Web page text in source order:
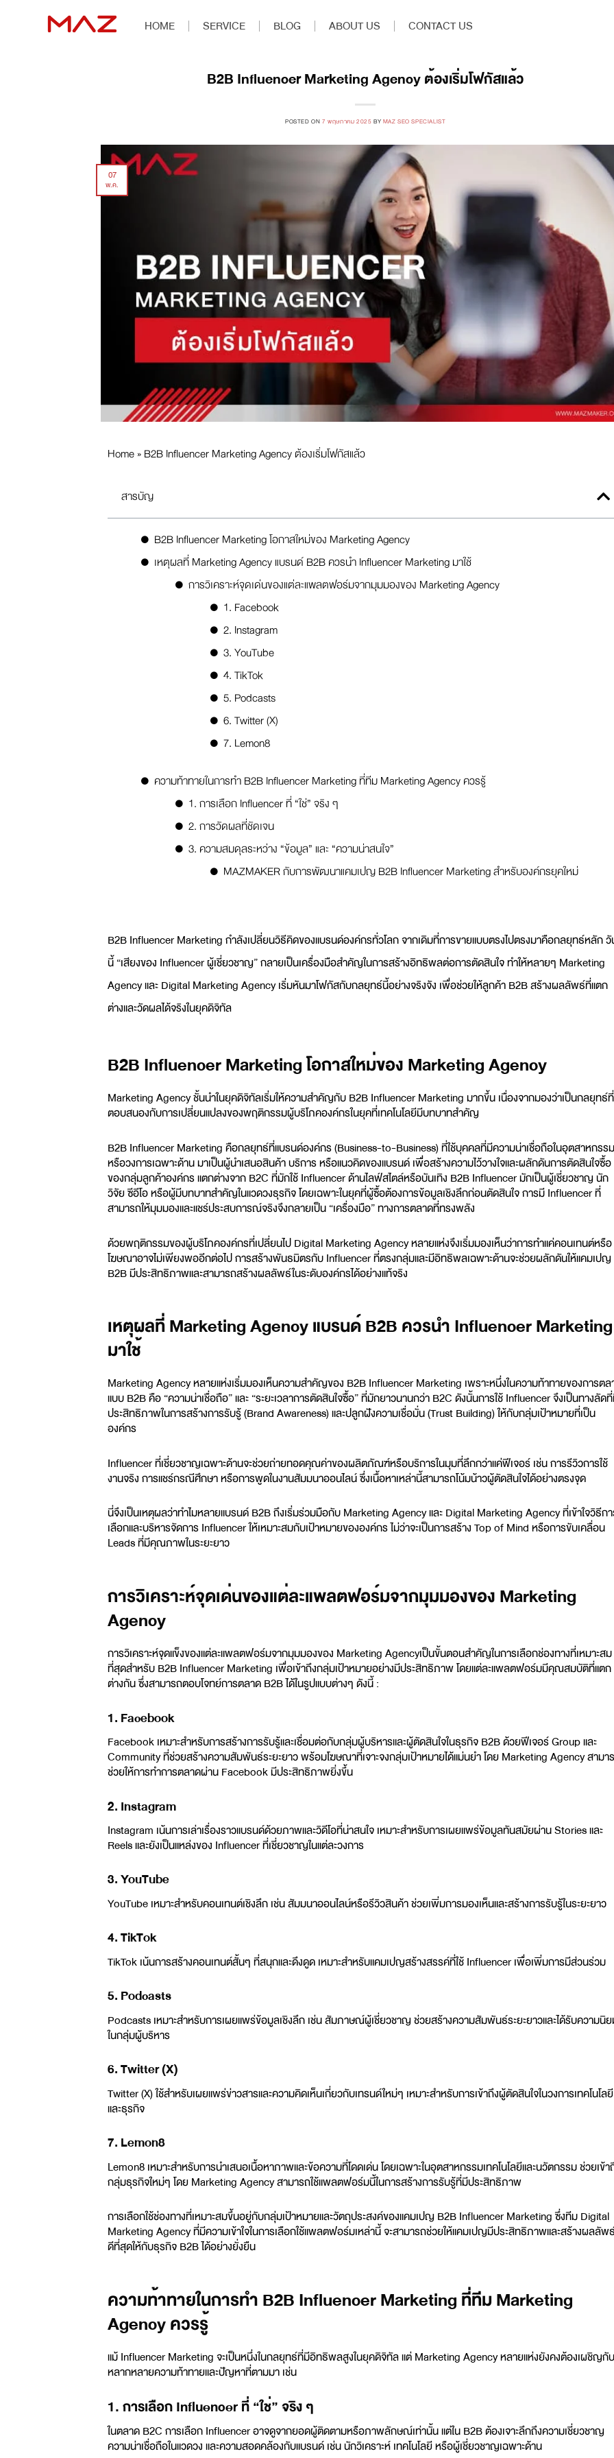
HOME SERVICE BLOG ABOUT US CONTACT US
B2B Influencer Marketing Agency ต้องเริ่มโฟกัสแล้ว
POSTED ON 7 พฤษภาคม 2025 BY MAZ SEO SPECIALIST
07
พ.ค.
Home»B2B Influencer Marketing Agency ต้องเริ่มโฟกัสแล้ว
สารบัญ
B2B Influencer Marketing โอกาสใหม่ของ Marketing Agency
เหตุผลที่ Marketing Agency แบรนด์ B2B ควรนำ Influencer Marketing มาใช้
การวิเคราะห์จุดเด่นของแต่ละแพลตฟอร์มจากมุมมองของ Marketing Agency
1. Facebook
2. Instagram
3. YouTube
4. TikTok
5. Podcasts
6. Twitter (X)
7. Lemon8
ความท้าทายในการทำ B2B Influencer Marketing ที่ทีม Marketing Agency ควรรู้
1. การเลือก Influencer ที่ “ใช่” จริง ๆ
2. การวัดผลที่ชัดเจน
3. ความสมดุลระหว่าง “ข้อมูล” และ “ความน่าสนใจ”
MAZMAKER กับการพัฒนาแคมเปญ B2B Influencer Marketing สำหรับองค์กรยุคใหม่
B2B Influencer Marketing กำลังเปลี่ยนวิธีคิดของแบรนด์องค์กรทั่วโลก จากเดิมที่การขายแบบตรงไปตรงมาคือกลยุทธ์หลัก
นี้ “เสียงของ Influencer ผู้เชี่ยวชาญ” กลายเป็นเครื่องมือสำคัญในการสร้างอิทธิพลต่อการตัดสินใจ ทำให้หลายๆ Marketing
AgencyและDigital Marketing Agencyเริ่มหันมาโฟกัสกับกลยุทธ์นี้อย่างจริงจัง เพื่อช่วยให้ลูกค้า B2B สร้างผลลัพธ์ที่แตก
ต่างและวัดผลได้จริงในยุคดิจิทัล
B2B Influencer Marketing โอกาสใหม่ของ Marketing Agency
Marketing Agencyชั้นนำในยุคดิจิทัลเริ่มให้ความสำคัญกับ B2B Influencer Marketing มากขึ้น เนื่องจากมองว่าเป็นกลยุทธ์ที่
ตอบสนองกับการเปลี่ยนแปลงของพฤติกรรมผู้บริโภคองค์กรในยุคที่เทคโนโลยีมีบทบาทสำคัญ
B2B Influencer Marketing คือกลยุทธ์ที่แบรนด์องค์กร (Business-to-Business) ที่ใช้บุคคลที่มีความน่าเชื่อถือในอุตสาหกรรม
หรือวงการเฉพาะด้าน มาเป็นผู้นำเสนอสินค้า บริการ หรือแนวคิดของแบรนด์ เพื่อสร้างความไว้วางใจและผลักดันการตัดสินใจซื้อ
ของกลุ่มลูกค้าองค์กร แตกต่างจาก B2C ที่มักใช้ Influencer ด้านไลฟ์สไตล์หรือบันเทิง B2B Influencer มักเป็นผู้เชี่ยวชาญ นัก
วิจัย ซีอีโอ หรือผู้มีบทบาทสำคัญในแวดวงธุรกิจ โดยเฉพาะในยุคที่ผู้ซื้อต้องการข้อมูลเชิงลึกก่อนตัดสินใจ การมี Influencer ที่
สามารถให้มุมมองและแชร์ประสบการณ์จริงจึงกลายเป็น “เครื่องมือ” ทางการตลาดที่ทรงพลัง
ด้วยพฤติกรรมของผู้บริโภคองค์กรที่เปลี่ยนไปDigital Marketing Agencyหลายแห่งจึงเริ่มมองเห็นว่าการทำแค่คอนเทนต์หรือ
โฆษณาอาจไม่เพียงพออีกต่อไป การสร้างพันธมิตรกับ Influencer ที่ตรงกลุ่มและมีอิทธิพลเฉพาะด้านจะช่วยผลักดันให้แคมเปญ
B2B มีประสิทธิภาพและสามารถสร้างผลลัพธ์ในระดับองค์กรได้อย่างแท้จริง
เหตุผลที่ Marketing Agency แบรนด์ B2B ควรนำ Influencer Marketing
มาใช้
Marketing Agencyหลายแห่งเริ่มมองเห็นความสำคัญของ B2B Influencer Marketing เพราะหนึ่งในความท้าทายของการต
แบบ B2B คือ “ความน่าเชื่อถือ” และ “ระยะเวลาการตัดสินใจซื้อ” ที่มักยาวนานกว่า B2C ดังนั้นการใช้ Influencer จึงเป็นทางลัด
ประสิทธิภาพในการสร้างการรับรู้ (Brand Awareness) และปลูกฝังความเชื่อมั่น (Trust Building) ให้กับกลุ่มเป้าหมายที่เป็น
องค์กร
Influencer ที่เชี่ยวชาญเฉพาะด้านจะช่วยถ่ายทอดคุณค่าของผลิตภัณฑ์หรือบริการในมุมที่ลึกกว่าแค่ฟีเจอร์ เช่น การรีวิวการใช้
งานจริง การแชร์กรณีศึกษา หรือการพูดในงานสัมมนาออนไลน์ ซึ่งเนื้อหาเหล่านี้สามารถโน้มน้าวผู้ตัดสินใจได้อย่างตรงจุด
นี่จึงเป็นเหตุผลว่าทำไมหลายแบรนด์ B2B ถึงเริ่มร่วมมือกับMarketing AgencyและDigital Marketing Agencyที่เข้าใจวิธีก
เลือกและบริหารจัดการ Influencer ให้เหมาะสมกับเป้าหมายขององค์กร ไม่ว่าจะเป็นการสร้าง Top of Mind หรือการขับเคลื่อน
Leads ที่มีคุณภาพในระยะยาว
การวิเคราะห์จุดเด่นของแต่ละแพลตฟอร์มจากมุมมองของ Marketing
Agency
การวิเคราะห์จุดแข็งของแต่ละแพลตฟอร์มจากมุมมองของ Marketing Agencyเป็นขั้นตอนสำคัญในการเลือกช่องทางที่เหมาะสม
ที่สุดสำหรับ B2B Influencer Marketing เพื่อเข้าถึงกลุ่มเป้าหมายอย่างมีประสิทธิภาพ โดยแต่ละแพลตฟอร์มมีคุณสมบัติที่แตก
ต่างกัน ซึ่งสามารถตอบโจทย์การตลาด B2B ได้ในรูปแบบต่างๆ ดังนี้ :
1. Facebook
Facebook เหมาะสำหรับการสร้างการรับรู้และเชื่อมต่อกับกลุ่มผู้บริหารและผู้ตัดสินใจในธุรกิจ B2B ด้วยฟีเจอร์ Group และ
Community ที่ช่วยสร้างความสัมพันธ์ระยะยาว พร้อมโฆษณาที่เจาะจงกลุ่มเป้าหมายได้แม่นยำ โดยMarketing Agencyสามา
ช่วยให้การทำการตลาดผ่าน Facebook มีประสิทธิภาพยิ่งขึ้น
2. Instagram
Instagram เน้นการเล่าเรื่องราวแบรนด์ด้วยภาพและวิดีโอที่น่าสนใจ เหมาะสำหรับการเผยแพร่ข้อมูลทันสมัยผ่าน Stories และ
Reels และยังเป็นแหล่งของ Influencer ที่เชี่ยวชาญในแต่ละวงการ
3. YouTube
YouTube เหมาะสำหรับคอนเทนต์เชิงลึก เช่น สัมมนาออนไลน์หรือรีวิวสินค้า ช่วยเพิ่มการมองเห็นและสร้างการรับรู้ในระยะยาว
4. TikTok
TikTok เน้นการสร้างคอนเทนต์สั้นๆ ที่สนุกและดึงดูด เหมาะสำหรับแคมเปญสร้างสรรค์ที่ใช้ Influencer เพื่อเพิ่มการมีส่วนร่วม
5. Podcasts
Podcasts เหมาะสำหรับการเผยแพร่ข้อมูลเชิงลึก เช่น สัมภาษณ์ผู้เชี่ยวชาญ ช่วยสร้างความสัมพันธ์ระยะยาวและได้รับความนิ
ในกลุ่มผู้บริหาร
6. Twitter (X)
Twitter (X) ใช้สำหรับเผยแพร่ข่าวสารและความคิดเห็นเกี่ยวกับเทรนด์ใหม่ๆ เหมาะสำหรับการเข้าถึงผู้ตัดสินใจในวงการเทคโนโลยี
และธุรกิจ
7. Lemon8
Lemon8 เหมาะสำหรับการนำเสนอเนื้อหาภาพและข้อความที่โดดเด่น โดยเฉพาะในอุตสาหกรรมเทคโนโลยีและนวัตกรรม ช่วยเข้า
กลุ่มธุรกิจใหม่ๆ โดยMarketing Agencyสามารถใช้แพลตฟอร์มนี้ในการสร้างการรับรู้ที่มีประสิทธิภาพ
การเลือกใช้ช่องทางที่เหมาะสมขึ้นอยู่กับกลุ่มเป้าหมายและวัตถุประสงค์ของแคมเปญ B2B Influencer Marketing ซึ่งทีมDigital
Marketing Agencyที่มีความเข้าใจในการเลือกใช้แพลตฟอร์มเหล่านี้ จะสามารถช่วยให้แคมเปญมีประสิทธิภาพและสร้างผลลัพ
ดีที่สุดให้กับธุรกิจ B2B ได้อย่างยั่งยืน
ความท้าทายในการทำ B2B Influencer Marketing ที่ทีม Marketing
Agency ควรรู้
แม้ Influencer Marketing จะเป็นหนึ่งในกลยุทธ์ที่มีอิทธิพลสูงในยุคดิจิทัล แต่Marketing Agencyหลายแห่งยังคงต้องเผชิญกับ
หลากหลายความท้าทายและปัญหาที่ตามมา เช่น
1. การเลือก Influencer ที่ “ใช่” จริง ๆ
ในตลาด B2C การเลือก Influencer อาจดูจากยอดผู้ติดตามหรือภาพลักษณ์เท่านั้น แต่ใน B2B ต้องเจาะลึกถึงความเชี่ยวชาญ
ความน่าเชื่อถือในแวดวง และความสอดคล้องกับแบรนด์ เช่น นักวิเคราะห์ เทคโนโลยี หรือผู้เชี่ยวชาญเฉพาะด้าน